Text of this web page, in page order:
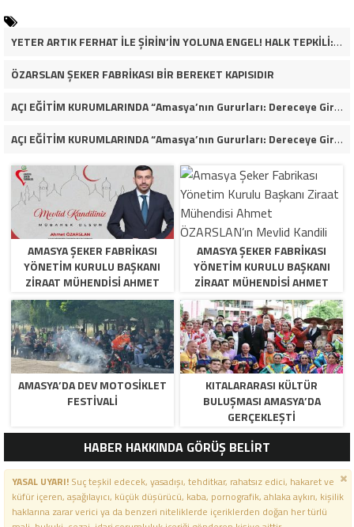
YETER ARTIK FERHAT İLE ŞİRİN’İN YOLUNA ENGEL! HALK TEPKİLİ: “YOLU KAPATMAK ÇÖZÜM DEĞİL, GÖREVİNİ YAP!”
ÖZARSLAN ŞEKER FABRİKASI BİR BEREKET KAPISIDIR
AÇI EĞİTİM KURUMLARINDA “Amasya’nın Gururları: Dereceye Giren Öğrenciler İçin Anlamlı Tören”
AÇI EĞİTİM KURUMLARINDA “Amasya’nın Gururları: Dereceye Giren Öğrenciler İçin Anlamlı Tören”
AMASYA ŞEKER FABRIKASI
YÖNETIM KURULU BAŞKANI
ZIRAAT MÜHENDISI AHMET
ÖZARSLAN’IN MEVLID KANDILI
MESAJI
AMASYA ŞEKER FABRIKASI
YÖNETIM KURULU BAŞKANI
ZIRAAT MÜHENDISI AHMET
ÖZARSLAN’IN MEVLID KANDILI
MESAJI
AMASYA’DA DEV MOTOSIKLET
FESTIVALI
KITALARARASI KÜLTÜR
BULUŞMASI AMASYA’DA
GERÇEKLEŞTI
HABER HAKKINDA GÖRÜŞ BELİRT
YASAL UYARI!Suç teşkil edecek, yasadışı, tehditkar, rahatsız edici, hakaret ve
küfür içeren, aşağılayıcı, küçük düşürücü, kaba, pornografik, ahlaka aykırı, kişilik
haklarına zarar verici ya da benzeri niteliklerde içeriklerden doğan her türlü